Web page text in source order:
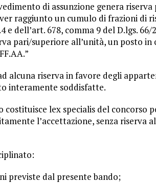
di assunzione genera
raggiunto un cumulo di frazioni di
e dell’art. 678, comma 9 del D.lgs.
pari/superiore all’unità, un posto
alcuna riserva in favore degli
interamente soddisfatte.
costituisce lex specialis del concorso
l’accettazione, senza riserva
previste dal presente bando;